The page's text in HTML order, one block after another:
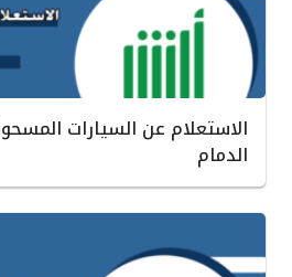
الاستعلام عن السيارات
الدمام